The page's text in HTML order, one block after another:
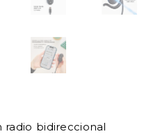
radio bidireccional